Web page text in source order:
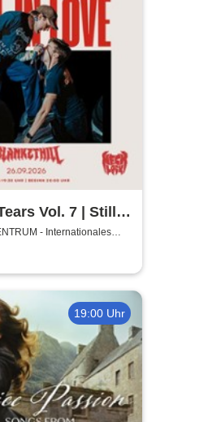
Vol. 7 | Still
Hill,
Out
- Internationales
Bayreuth
19:00 Uhr